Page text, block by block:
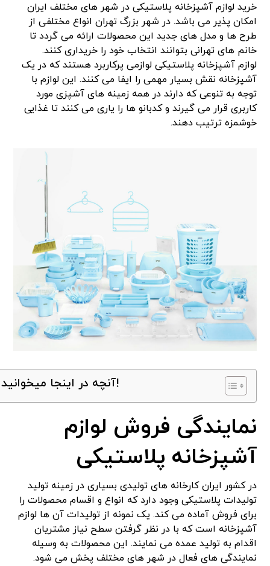
خرید لوازم آشپزخانه پلاستیکی در شهر های مختلف ایران
امکان پذیر می باشد. در شهر بزرگ تهران انواع مختلفی از
طرح ها و مدل های جدید این محصولات ارائه می گردد تا
خانم های تهرانی بتوانند انتخاب خود را خریداری کنند.
لوازم آشپزخانه پلاستیکی لوازمی پرکاربرد هستند که در یک
آشپزخانه نقش بسیار مهمی را ایفا می کنند. این لوازم با
توجه به تنوعی که دارند در همه زمینه های آشپزی مورد
کاربری قرار می گیرند و کدبانو ها را یاری می کنند تا غذایی
خوشمزه ترتیب دهند.
آنچه در اینجا میخوانید!
نمایندگی فروش لوازم
آشپزخانه پلاستیکی
در کشور ایران کارخانه های تولیدی بسیاری در زمینه تولید
تولیدات پلاستیکی وجود دارد که انواع و اقسام محصولات را
برای فروش آماده می کند. یک نمونه از تولیدات آن ها لوازم
آشپزخانه است که با در نظر گرفتن سطح نیاز مشتریان
اقدام به تولید عمده می نمایند. این محصولات به وسیله
نمایندگی های فعال در شهر های مختلف پخش می شود.